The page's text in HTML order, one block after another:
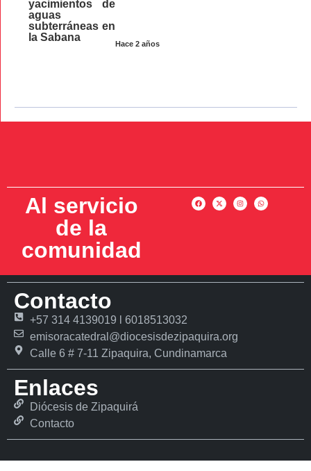
Hace 2 años
yacimientos de
aguas
subterráneas en
la Sabana
Al servicio
de la
comunidad
Contacto
+57 314 4139019 l 6018513032
emisoracatedral@diocesisdezipaquira.org
Calle 6 # 7-11 Zipaquira, Cundinamarca
Enlaces
Diócesis de Zipaquirá
Contacto